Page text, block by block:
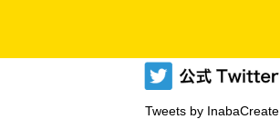
Tweets by InabaCreate